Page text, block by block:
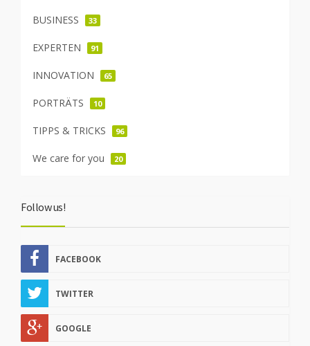
BUSINESS 33
EXPERTEN 91
INNOVATION 65
PORTRÄTS 10
TIPPS & TRICKS 96
We care for you 20
Follow us!
FACEBOOK
TWITTER
GOOGLE